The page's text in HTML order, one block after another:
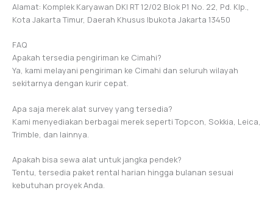
Alamat: Komplek Karyawan DKI RT 12/02 Blok P1 No. 22, Pd. Klp.,
Kota Jakarta Timur, Daerah Khusus Ibukota Jakarta 13450
FAQ
Apakah tersedia pengiriman ke Cimahi?
Ya, kami melayani pengiriman ke Cimahi dan seluruh wilayah
sekitarnya dengan kurir cepat.
Apa saja merek alat survey yang tersedia?
Kami menyediakan berbagai merek seperti Topcon, Sokkia, Leica,
Trimble, dan lainnya.
Apakah bisa sewa alat untuk jangka pendek?
Tentu, tersedia paket rental harian hingga bulanan sesuai
kebutuhan proyek Anda.